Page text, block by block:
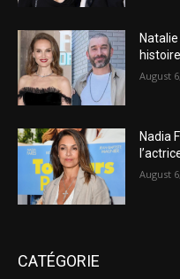
histoire
August
Nadia
August
CATÉGORIE